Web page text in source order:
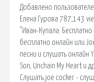
Добавлено
Елена Гурова 787,143
"Иван-Купала.
бесплатно онлайн или
песни и слушать онлайн
Son, Unchain My Heart и
Слушать.joe cocker -